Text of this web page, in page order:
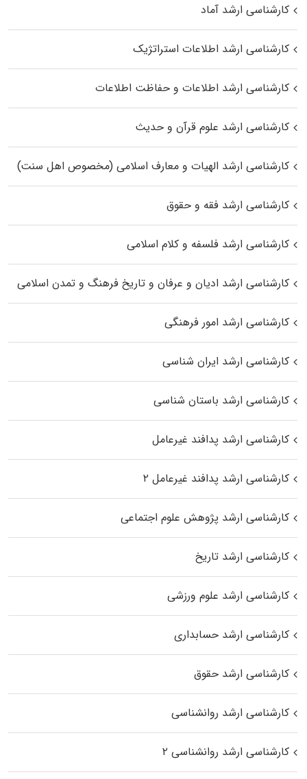
کارشناسی ارشد آماد
کارشناسی ارشد اطلاعات استراتژیک
کارشناسی ارشد اطلاعات و حفاظت اطلاعات
کارشناسی ارشد علوم قرآن و حدیث
کارشناسی ارشد الهیات و معارف اسلامی (مخصوص اهل سنت)
کارشناسی ارشد فقه و حقوق
کارشناسی ارشد فلسفه و کلام اسلامی
کارشناسی ارشد ادیان و عرفان و تاریخ فرهنگ و تمدن اسلامی
کارشناسی ارشد امور فرهنگی
کارشناسی ارشد ایران شناسی
کارشناسی ارشد باستان شناسی
کارشناسی ارشد پدافند غیرعامل
کارشناسی ارشد پدافند غیرعامل ۲
کارشناسی ارشد پژوهش علوم اجتماعی
کارشناسی ارشد تاریخ
کارشناسی ارشد علوم ورزشی
کارشناسی ارشد حسابداری
کارشناسی ارشد حقوق
کارشناسی ارشد روانشناسی
کارشناسی ارشد روانشناسی ۲